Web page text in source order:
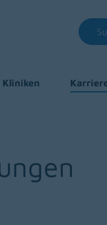
Kliniken